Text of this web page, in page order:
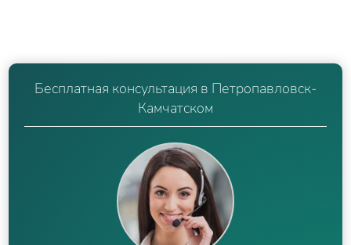
Бесплатная консультация в Петропавловск-
Камчатском